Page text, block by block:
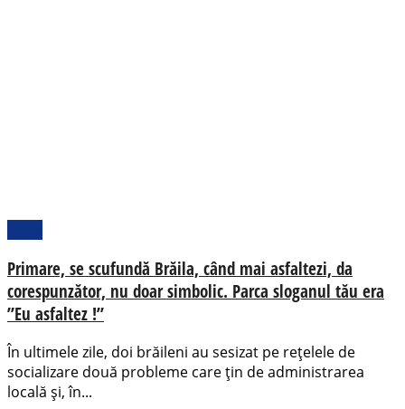
Primare, se scufundă Brăila, când mai asfaltezi, da
corespunzător, nu doar simbolic. Parca sloganul tău era
”Eu asfaltez !”
În ultimele zile, doi brăileni au sesizat pe rețelele de
socializare două probleme care țin de administrarea
locală și, în...